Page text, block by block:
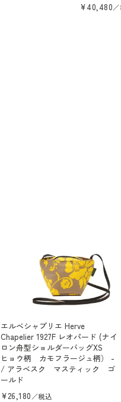
通
¥40,480
エルベシャプリエ Herve
Chapelier 1927F レオパード (ナイ
ロン舟型ショルダーバッグXS
ヒョウ柄 カモフラージュ柄） -
/ アラベスク マスティック ゴ
ールド
通
¥26,180 ／税込